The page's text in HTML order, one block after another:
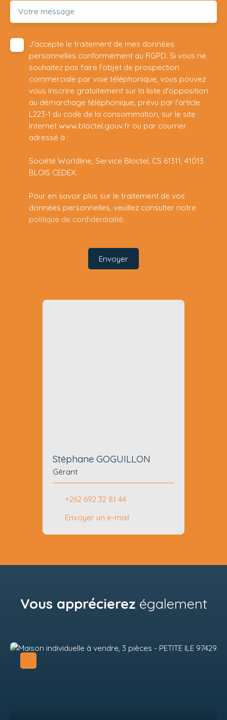
Votre message
J'accepte le traitement de mes données
personnelles conformément au RGPD. Si vous ne
souhaitez pas faire l'objet de prospection
commerciale par voie téléphonique, vous pouvez
vous inscrire gratuitement sur la liste d'opposition
au démarchage téléphonique, prévu par l'article
L223-1 du code de la consommation, sur le site
Internet www.bloctel.gouv.fr ou par courrier
adressé à :
Société Worldline, Service Bloctel, CS 61311, 41013
BLOIS CEDEX.
Pour en savoir plus sur le traitement de vos
données personnelles, veuillez consulter notre
politique de confidentialité.
Envoyer
Stéphane GOGUILLON
Gérant
+262 692 32 81 44
Envoyer un e-mail
Vous apprécierez également